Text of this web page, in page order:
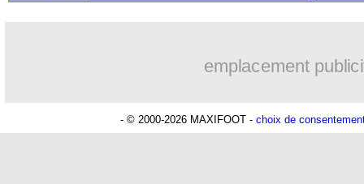
emplacement
- © 2000-2026 MAXIFOOT - choix de